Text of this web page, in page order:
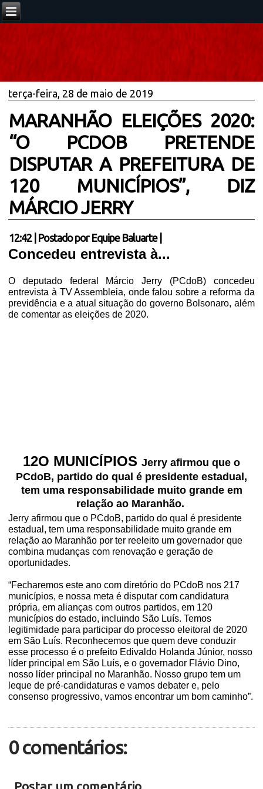
terça-feira, 28 de maio de 2019
MARANHÃO ELEIÇÕES 2020:
“O PCDOB PRETENDE
DISPUTAR A PREFEITURA DE
120 MUNICÍPIOS”, DIZ
MÁRCIO JERRY
12:42| Postado por Equipe Baluarte
Concedeu entrevista à...
O deputado federal Márcio Jerry (PCdoB) concedeu
entrevista à TV Assembleia, onde falou sobre a reforma da
previdência e a atual situação do governo Bolsonaro, além
de comentar as eleições de 2020.
12O MUNICÍPIOS Jerry afirmou que o
PCdoB, partido do qual é presidente estadual,
tem uma responsabilidade muito grande em
relação ao Maranhão.
Jerry afirmou que o PCdoB, partido do qual é presidente
estadual, tem uma responsabilidade muito grande em
relação ao Maranhão por ter reeleito um governador que
combina mudanças com renovação e geração de
oportunidades.
“Fecharemos este ano com diretório do PCdoB nos 217
municípios, e nossa meta é disputar com candidatura
própria, em alianças com outros partidos, em 120
municípios do estado, incluindo São Luís. Temos
legitimidade para participar do processo eleitoral de 2020
em São Luís. Reconhecemos que quem deve conduzir
esse processo é o prefeito Edivaldo Holanda Júnior, nosso
líder principal em São Luís, e o governador Flávio Dino,
nosso líder principal no Maranhão. Nosso grupo tem um
leque de pré-candidaturas e vamos debater e, pelo
consenso progressivo, vamos encontrar um bom caminho”.
0 comentários:
Postar um comentário